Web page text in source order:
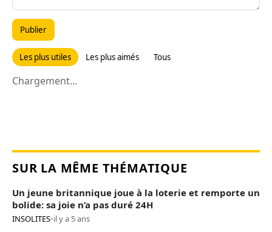
Publier
Les plus utiles Les plus aimés Tous
Chargement...
SUR LA MÊME THÉMATIQUE
Un jeune britannique joue à la loterie et remporte un
bolide: sa joie n’a pas duré 24H
INSOLITES•il y a 5 ans